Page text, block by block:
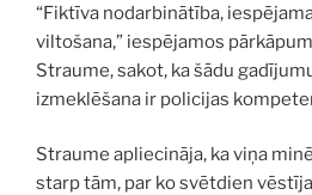
“Fiktīva nodarbinātība,
viltošana,” iespējamos
Straume, sakot, ka šādu
izmeklēšana ir policijas
Straume apliecināja, ka viņa
starp tām, par ko svētdien